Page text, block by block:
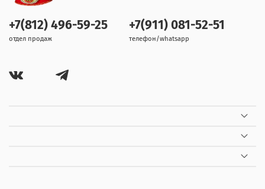
+7(812) 496-59-25
отдел продаж
+7(911) 081-52-51
телефон/whatsapp